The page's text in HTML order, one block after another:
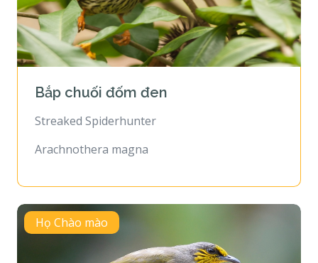
Bắp chuối đốm đen
Streaked Spiderhunter
Arachnothera magna
Họ Chào mào